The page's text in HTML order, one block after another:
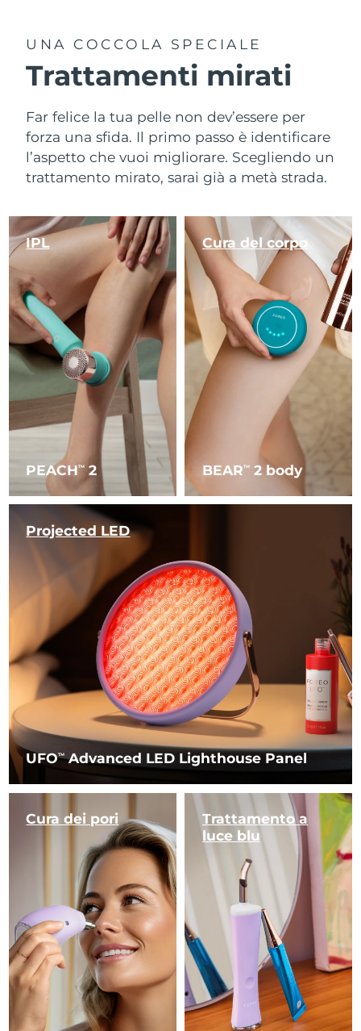
UNA COCCOLA SPECIALE
Trattamenti mirati
Far felice la tua pelle non dev’essere per
forza una sfida. Il primo passo è identificare
l’aspetto che vuoi migliorare. Scegliendo un
trattamento mirato, sarai già a metà strada.
PEACHTM 2
IPL
BEARTM 2 body
Cura del corpo
UFOTMAdvanced LED Lighthouse Panel
Projected LED
Cura dei pori Trattamentoa
luce blu